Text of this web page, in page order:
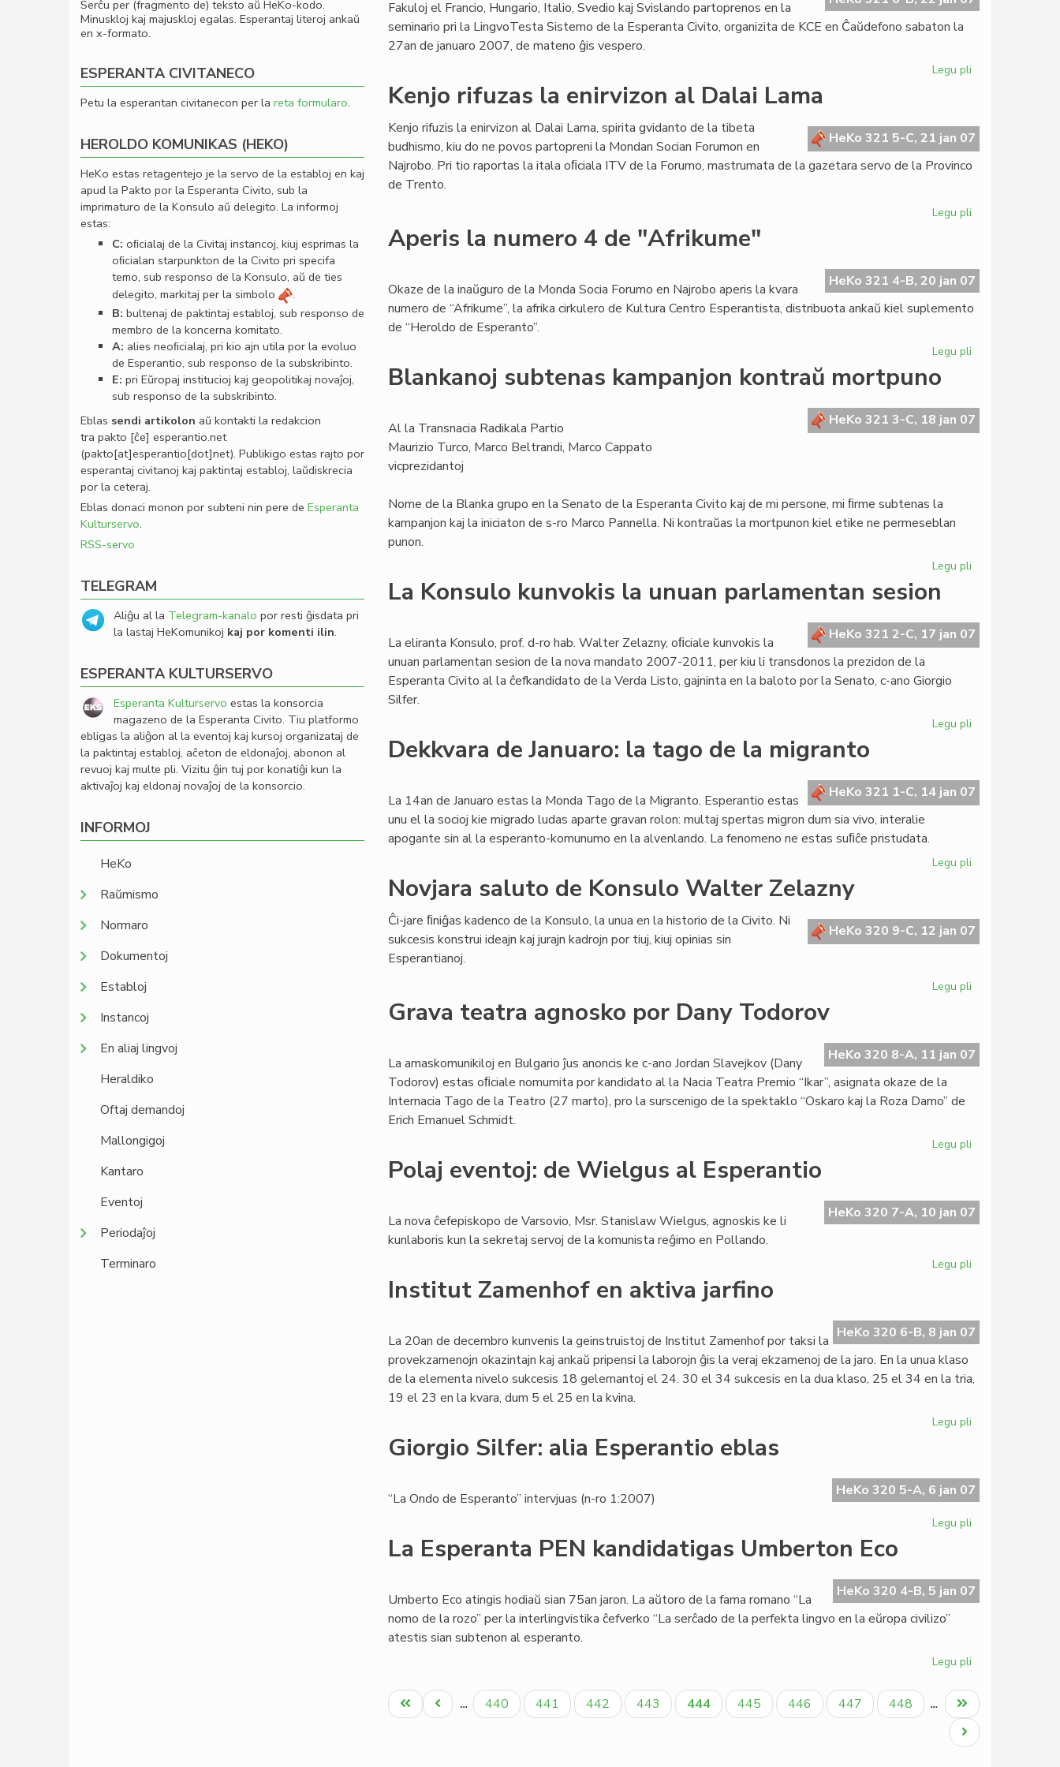
Fakuloj el Francio, Hungario, Italio, Svedio kaj Svislando partoprenos en la
seminario pri la LingvoTesta Sistemo de la Esperanta Civito, organizita de KCE en Ĉaŭdefono sabaton la
27an de januaro 2007, de mateno ĝis vespero.
Legu pli
semajnfine
ĉe
Kenjo rifuzas la enirvizon al Dalai Lama
HeKo 321 5-C, 21 jan 07
Kenjo rifuzis la enirvizon al Dalai Lama, spirita gvidanto de la tibeta
budhismo, kiu do ne povos partopreni la Mondan Socian Forumon en
Najrobo. Pri tio raportas la itala oﬁciala ITV de la Forumo, mastrumata de la gazetara servo de la Provinco
de Trento.
Legu pli
enirvizon
al
Dalai
Aperis la numero 4 de "Afrikume"
HeKo 321 4-B, 20 jan 07
Okaze de la inaŭguro de la Monda Socia Forumo en Najrobo aperis la kvara
numero de “Afrikume”, la afrika cirkulero de Kultura Centro Esperantista, distribuota ankaŭ kiel suplemento
de “Heroldo de Esperanto”.
Legu pli
4
de
Blankanoj subtenas kampanjon kontraŭ mortpuno
HeKo 321 3-C, 18 jan 07
Al la Transnacia Radikala Partio
Maurizio Turco, Marco Beltrandi, Marco Cappato
vicprezidantoj
Nome de la Blanka grupo en la Senato de la Esperanta Civito kaj de mi persone, mi ﬁrme subtenas la
kampanjon kaj la iniciaton de s-ro Marco Pannella. Ni kontraŭas la mortpunon kiel etike ne permeseblan
punon.
Legu pli
kontraŭ
mortpuno
La Konsulo kunvokis la unuan parlamentan sesion
HeKo 321 2-C, 17 jan 07
La eliranta Konsulo, prof. d-ro hab. Walter Zelazny, oﬁciale kunvokis la
unuan parlamentan sesion de la nova mandato 2007-2011, per kiu li transdonos la prezidon de la
Esperanta Civito al la ĉefkandidato de la Verda Listo, gajninta en la baloto por la Senato, c-ano Giorgio
Silfer.
Legu pli
la
unuan
Dekkvara de Januaro: la tago de la migranto
HeKo 321 1-C, 14 jan 07
La 14an de Januaro estas la Monda Tago de la Migranto. Esperantio estas
unu el la socioj kie migrado ludas aparte gravan rolon: multaj spertas migron dum sia vivo, interalie
apogante sin al la esperanto-komunumo en la alvenlando. La fenomeno ne estas suﬁĉe pristudata.
Legu pli
la
tago
Novjara saluto de Konsulo Walter Zelazny
HeKo 320 9-C, 12 jan 07
Ĉi-jare ﬁniĝas kadenco de la Konsulo, la unua en la historio de la Civito. Ni
sukcesis konstrui ideajn kaj jurajn kadrojn por tiuj, kiuj opinias sin
Esperantianoj.
Legu pli
Konsulo
Walter
Grava teatra agnosko por Dany Todorov
HeKo 320 8-A, 11 jan 07
La amaskomunikiloj en Bulgario ĵus anoncis ke c-ano Jordan Slavejkov (Dany
Todorov) estas oﬁciale nomumita por kandidato al la Nacia Teatra Premio “Ikar”, asignata okaze de la
Internacia Tago de la Teatro (27 marto), pro la surscenigo de la spektaklo “Oskaro kaj la Roza Damo” de
Erich Emanuel Schmidt.
Legu pli
por
Dany
Polaj eventoj: de Wielgus al Esperantio
HeKo 320 7-A, 10 jan 07
La nova ĉefepiskopo de Varsovio, Msr. Stanislaw Wielgus, agnoskis ke li
kunlaboris kun la sekretaj servoj de la komunista reĝimo en Pollando.
Legu pli
Wielgus
al
Institut Zamenhof en aktiva jarfino
HeKo 320 6-B, 8 jan 07
La 20an de decembro kunvenis la geinstruistoj de Institut Zamenhof por taksi la
provekzamenojn okazintajn kaj ankaŭ pripensi la laborojn ĝis la veraj ekzamenoj de la jaro. En la unua klaso
de la elementa nivelo sukcesis 18 gelernantoj el 24. 30 el 34 sukcesis en la dua klaso, 25 el 34 en la tria,
19 el 23 en la kvara, dum 5 el 25 en la kvina.
Legu pli
aktiva
jarfino
Giorgio Silfer: alia Esperantio eblas
HeKo 320 5-A, 6 jan 07
“La Ondo de Esperanto” intervjuas (n-ro 1:2007)
Legu pli
Esperantio
eblas
La Esperanta PEN kandidatigas Umberton Eco
HeKo 320 4-B, 5 jan 07
Umberto Eco atingis hodiaŭ sian 75an jaron. La aŭtoro de la fama romano “La
nomo de la rozo” per la interlingvistika ĉefverko “La serĉado de la perfekta lingvo en la eŭropa civilizo”
atestis sian subtenon al esperanto.
Legu pli
Esperanta
PEN
kandidatigas
Umberton
Pagination
Unua
paĝo
Antaŭa
paĝo
… Paĝo
440 Paĝo
441 Paĝo
442 Paĝo
443
Aktuala
paĝo
444 Paĝo
445 Paĝo
446 Paĝo
447 Paĝo
448 …
Last
page
Next
page
Serĉu per (fragmento de) teksto aŭ HeKo-kodo.
Minuskloj kaj majuskloj egalas. Esperantaj literoj ankaŭ
en x-formato.
ESPERANTA CIVITANECO
Petu la esperantan civitanecon per la reta formularo.
HEROLDO KOMUNIKAS (HEKO)
HeKo estas retagentejo je la servo de la establoj en kaj
apud la Pakto por la Esperanta Civito, sub la
imprimaturo de la Konsulo aŭ delegito. La informoj
estas:
C: oﬁcialaj de la Civitaj instancoj, kiuj esprimas la
oﬁcialan starpunkton de la Civito pri specifa
temo, sub responso de la Konsulo, aŭ de ties
delegito, markitaj per la simbolo
.
B: bultenaj de paktintaj establoj, sub responso de
membro de la koncerna komitato.
A: alies neoﬁcialaj, pri kio ajn utila por la evoluo
de Esperantio, sub responso de la subskribinto.
E: pri Eŭropaj institucioj kaj geopolitikaj novaĵoj,
sub responso de la subskribinto.
Eblas sendi artikolon aŭ kontakti la redakcion
tra pakto [ĉe] esperantio.net
(pakto[at]esperantio[dot]net). Publikigo estas rajto por
esperantaj civitanoj kaj paktintaj establoj, laŭdiskrecia
por la ceteraj.
Eblas donaci monon por subteni nin pere de Esperanta
Kulturservo.
RSS-servo
TELEGRAM
Aliĝu al la Telegram-kanalo por resti ĝisdata pri
la lastaj HeKomunikoj kaj por komenti ilin.
ESPERANTA KULTURSERVO
Esperanta Kulturservo estas la konsorcia
magazeno de la Esperanta Civito. Tiu platformo
ebligas la aliĝon al la eventoj kaj kursoj organizataj de
la paktintaj establoj, aĉeton de eldonaĵoj, abonon al
revuoj kaj multe pli. Vizitu ĝin tuj por konatiĝi kun la
aktivaĵoj kaj eldonaj novaĵoj de la konsorcio.
INFORMOJ
HeKo
Raŭmismo
Normaro
Dokumentoj
Establoj
Instancoj
En aliaj lingvoj
Heraldiko
Oftaj demandoj
Mallongigoj
Kantaro
Eventoj
Periodaĵoj
Terminaro